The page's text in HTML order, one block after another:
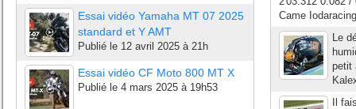
Essai vidéo Yamaha MT 07 2025
standard et Y AMT
Publié le 12 avril 2025 à 21h
Essai vidéo CF Moto 800 MT X
Publié le 4 mars 2025 à 19h53
Came
Le
petit
Il